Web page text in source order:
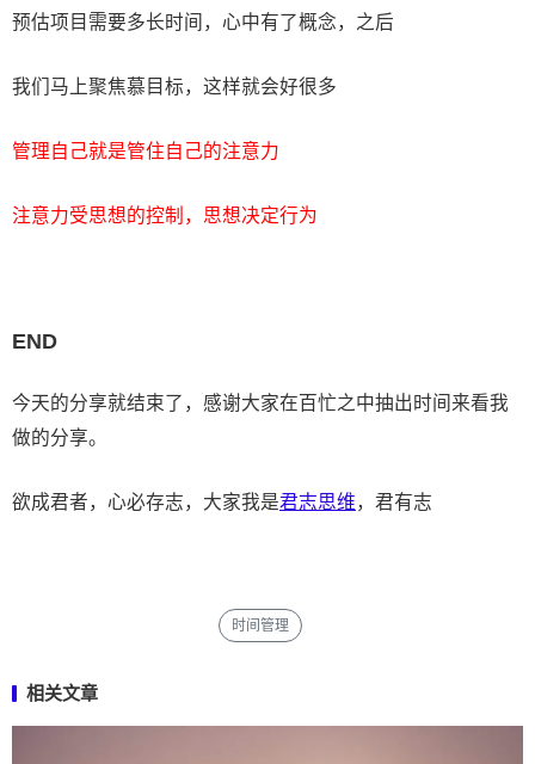
预估项目需要多长时间，心中有了概念，之后
我们马上聚焦慕目标，这样就会好很多
管理自己就是管住自己的注意力
注意力受思想的控制，思想决定行为
END
今天的分享就结束了，感谢大家在百忙之中抽出时间来看我
做的分享。
欲成君者，心必存志，大家我是君志思维，君有志
时间管理
相关文章